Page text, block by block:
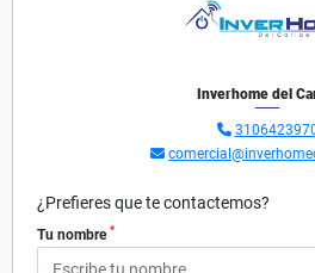
Inverhome del
¿Prefieres que te contactemos?
Tu nombre *